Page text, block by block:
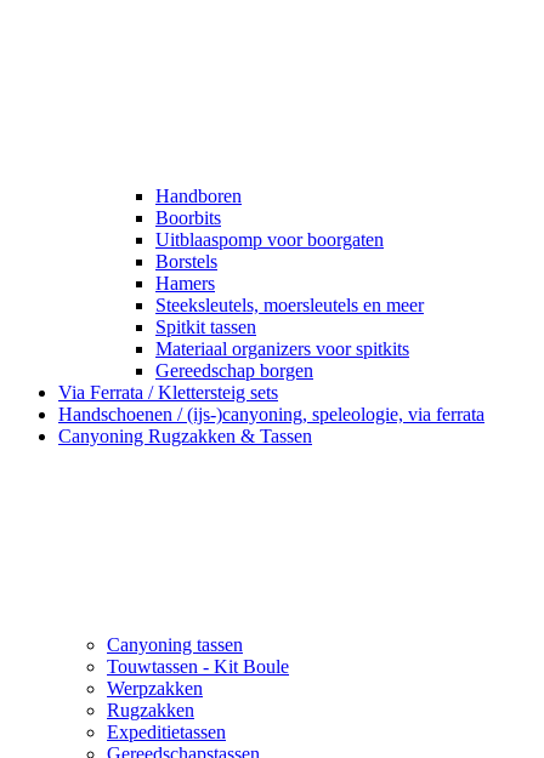
Handboren
Boorbits
Uitblaaspomp voor boorgaten
Borstels
Hamers
Steeksleutels, moersleutels en meer
Spitkit tassen
Materiaal organizers voor spitkits
Gereedschap borgen
Via Ferrata / Klettersteig sets
Handschoenen / (ijs-)canyoning, speleologie, via ferrata
Canyoning Rugzakken & Tassen
Canyoning tassen
Touwtassen - Kit Boule
Werpzakken
Rugzakken
Expeditietassen